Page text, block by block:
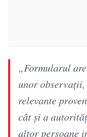
„Formularul
unor
relevante
cât și a
altor persoane